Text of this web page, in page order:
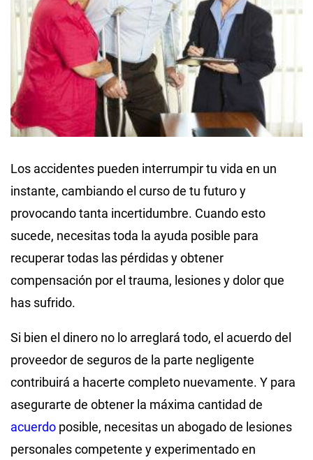
Los accidentes pueden interrumpir tu vida en un
instante, cambiando el curso de tu futuro y
provocando tanta incertidumbre. Cuando esto
sucede, necesitas toda la ayuda posible para
recuperar todas las pérdidas y obtener
compensación por el trauma, lesiones y dolor que
has sufrido.
Si bien el dinero no lo arreglará todo, el acuerdo del
proveedor de seguros de la parte negligente
contribuirá a hacerte completo nuevamente. Y para
asegurarte de obtener la máxima cantidad de
acuerdo posible, necesitas un abogado de lesiones
personales competente y experimentado en